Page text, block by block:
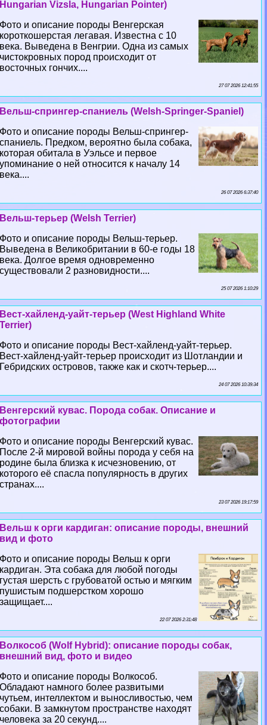
Hungarian Vizsla, Hungarian Pointer)
Фото и описание породы Венгерская
короткошерстая легавая. Известна с 10
века. Выведена в Венгрии. Одна из самых
чистокровных пород происходит от
восточных гончих....
27 07 2026 12:41:55
Вельш-спрингер-спаниель (Welsh-Springer-Spaniel)
Фото и описание породы Вельш-спрингер-
спаниель. Предком, вероятно была собака,
которая обитала в Уэльсе и первое
упоминание о ней относится к началу 14
века....
26 07 2026 6:37:40
Вельш-терьер (Welsh Terrier)
Фото и описание породы Вельш-терьер.
Выведена в Великобритании в 60-е годы 18
века. Долгое время одновременно
существовали 2 разновидности....
25 07 2026 1:10:29
Вест-хайленд-уайт-терьер (West Highland White
Terrier)
Фото и описание породы Вест-хайленд-уайт-терьер.
Вест-хайленд-уайт-терьер происходит из Шотландии и
Гебридских островов, также как и скотч-терьер....
24 07 2026 10:39:34
Венгерский кувас. Порода собак. Описание и
фотографии
Фото и описание породы Венгерский кувас.
После 2-й мировой войны порода у себя на
родине была близка к исчезновению, от
которого её спасла популярность в других
странах....
23 07 2026 19:17:59
Вельш к opги кардиган: описание породы, внешний
вид и фото
Фото и описание породы Вельш к opги
кардиган. Эта собака для любой погоды
густая шерсть с грубоватой остью и мягким
пушистым подшерстком хорошо
защищает....
22 07 2026 2:31:48
Волкособ (Wolf Hybrid): описание породы собак,
внешний вид, фото и видео
Фото и описание породы Волкособ.
Обладают намного более развитыми
чутьем, интеллектом и выносливостью, чем
собаки. В замкнутом прострaнcтве находят
человека за 20 секунд....